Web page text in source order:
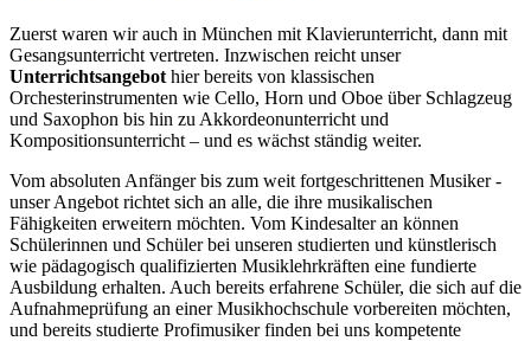
Zuerst waren wir auch in München mit Klavierunterricht, dann mit
Gesangsunterricht vertreten. Inzwischen reicht unser
Unterrichtsangebot hier bereits von klassischen
Orchesterinstrumenten wie Cello, Horn und Oboe über Schlagzeug
und Saxophon bis hin zu Akkordeonunterricht und
Kompositionsunterricht – und es wächst ständig weiter.
Vom absoluten Anfänger bis zum weit fortgeschrittenen Musiker -
unser Angebot richtet sich an alle, die ihre musikalischen
Fähigkeiten erweitern möchten. Vom Kindesalter an können
Schülerinnen und Schüler bei unseren studierten und künstlerisch
wie pädagogisch qualifizierten Musiklehrkräften eine fundierte
Ausbildung erhalten. Auch bereits erfahrene Schüler, die sich auf die
Aufnahmeprüfung an einer Musikhochschule vorbereiten möchten,
und bereits studierte Profimusiker finden bei uns kompetente